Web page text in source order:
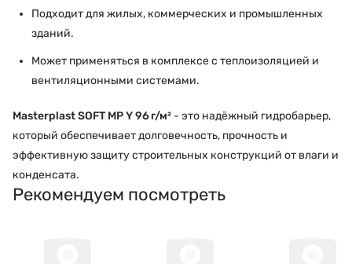
Подходит для жилых, коммерческих и промышленных
зданий.
Может применяться в комплексе с теплоизоляцией и
вентиляционными системами.
Masterplast SOFT MP Y 96 г/м² - это надёжный гидробарьер,
который обеспечивает долговечность, прочность и
эффективную защиту строительных конструкций от влаги и
конденсата.
Рекомендуем посмотреть